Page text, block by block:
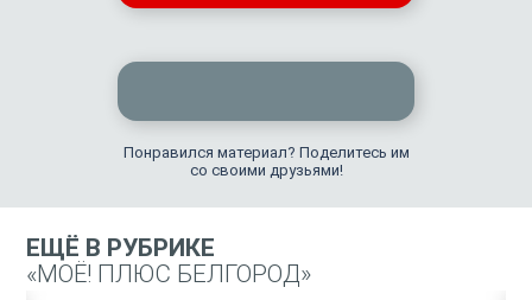
Понравился материал? Поделитесь им
со своими друзьями!
ЕЩЁ В РУБРИКЕ
«МОЁ! ПЛЮС БЕЛГОРОД»